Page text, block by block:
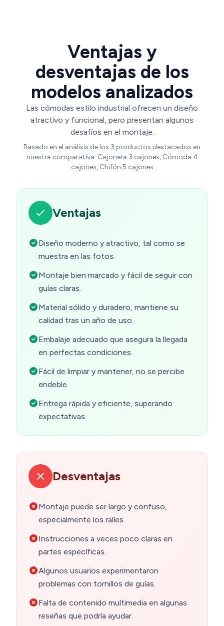
Ventajas y
desventajas de los
modelos analizados
Las cómodas estilo industrial ofrecen un diseño
atractivo y funcional, pero presentan algunos
desafíos en el montaje.
Basado en el análisis de los 3 productos destacados en
nuestra comparativa: Cajonera 3 cajones, Cómoda 4
cajones, Chifón 5 cajones
Ventajas
Diseño moderno y atractivo, tal como se
muestra en las fotos.
Montaje bien marcado y fácil de seguir con
guías claras.
Material sólido y duradero, mantiene su
calidad tras un año de uso.
Embalaje adecuado que asegura la llegada
en perfectas condiciones.
Fácil de limpiar y mantener, no se percibe
endeble.
Entrega rápida y eficiente, superando
expectativas.
Desventajas
Montaje puede ser largo y confuso,
especialmente los raíles.
Instrucciones a veces poco claras en
partes específicas.
Algunos usuarios experimentaron
problemas con tornillos de guías.
Falta de contenido multimedia en algunas
reseñas que podría ayudar.